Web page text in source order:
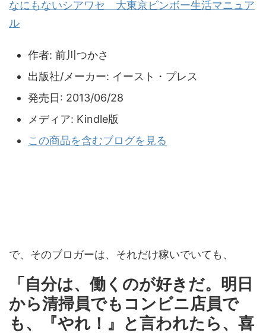
なにもないシアワセ 大東京ビンボー生活マニュア
ル
作者: 前川つかさ
出版社/メーカー: イースト・プレス
発売日: 2013/06/28
メディア: Kindle版
この商品を含むブログを見る
で、そのブロガーは、それだけ稼いでいても、
「自分は、働くのが好きだ。明日
から清掃員でもコンビニ店員で
も、『やれ！』と言われたら、喜